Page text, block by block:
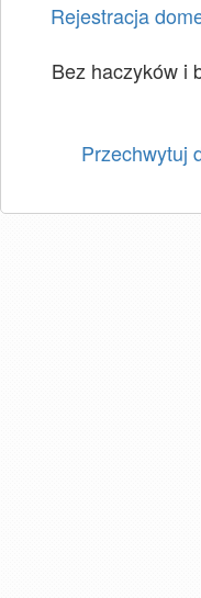
Rejestracja
Bez haczyków i
Przechwytuj